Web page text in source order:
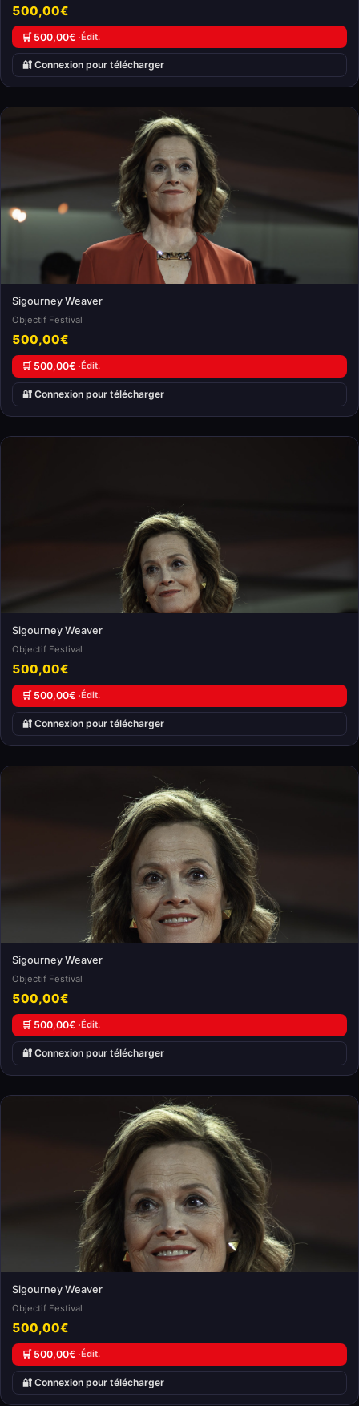
500,00€
🛒 500,00€ ·Édit.
🔐 Connexion pour télécharger
Sigourney Weaver
Objectif Festival
500,00€
🛒 500,00€ ·Édit.
🔐 Connexion pour télécharger
Sigourney Weaver
Objectif Festival
500,00€
🛒 500,00€ ·Édit.
🔐 Connexion pour télécharger
Sigourney Weaver
Objectif Festival
500,00€
🛒 500,00€ ·Édit.
🔐 Connexion pour télécharger
Sigourney Weaver
Objectif Festival
500,00€
🛒 500,00€ ·Édit.
🔐 Connexion pour télécharger